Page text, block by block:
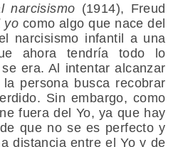
narcisismo (1914), Freud
yo como algo que nace del
narcisismo infantil a una
ahora tendría todo lo
era. Al intentar alcanzar
persona busca recobrar
Sin embargo, como
fuera del Yo, ya que hay
que no se es perfecto y
distancia entre el Yo y de